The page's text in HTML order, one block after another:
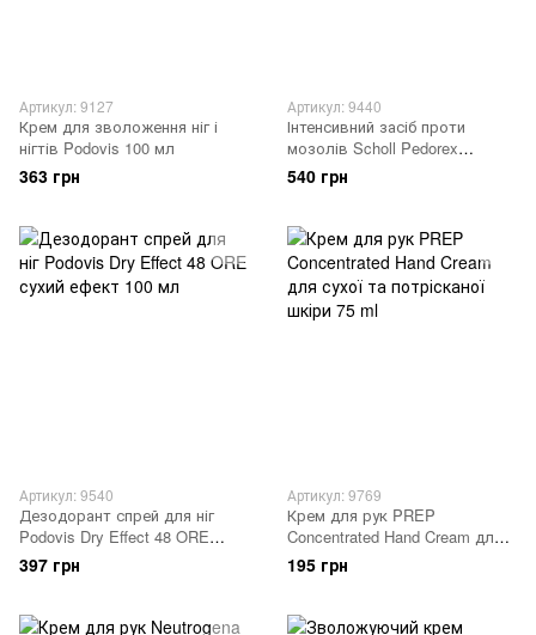
Артикул: 9127
Крем для зволоження ніг і
нігтів Podovis 100 мл
363 грн
Артикул: 9440
Інтенсивний засіб проти
мозолів Scholl Pedorex
Callosity 75 мл
540 грн
Артикул: 9540
Дезодорант спрей для ніг
Podovis Dry Effect 48 ORE
сухий ефект 100 мл
397 грн
Артикул: 9769
Крем для рук PREP
Concentrated Hand Cream для
сухої та потрісканої шкіри 75
ml
195 грн